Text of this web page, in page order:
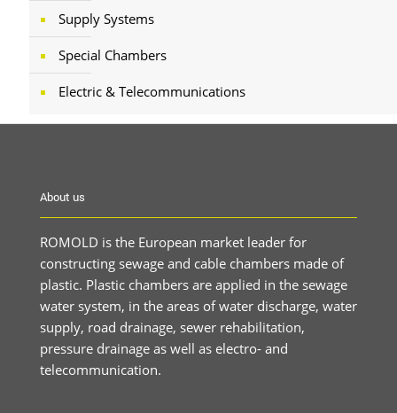
Supply Systems
Special Chambers
Electric & Telecommunications
About us
ROMOLD is the European market leader for
constructing sewage and cable chambers made of
plastic. Plastic chambers are applied in the sewage
water system, in the areas of water discharge, water
supply, road drainage, sewer rehabilitation,
pressure drainage as well as electro- and
telecommunication.